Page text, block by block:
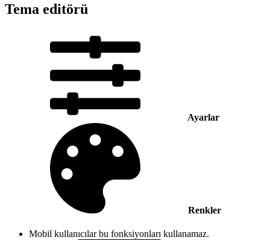
Tema editörü
Ayarlar
Renkler
Mobil kullanıcılar bu fonksiyonları kullanamaz.